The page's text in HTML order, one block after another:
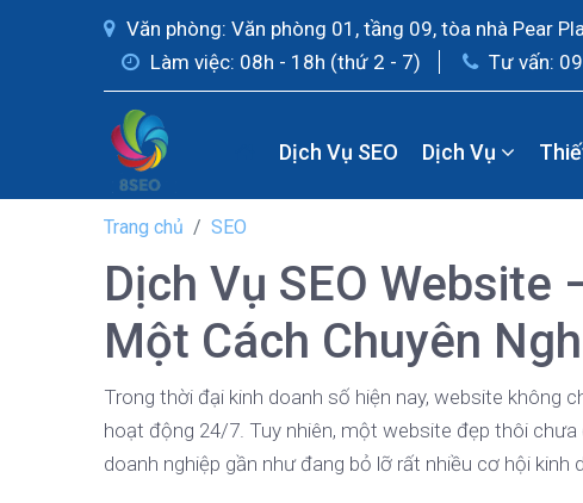
Văn phòng: Văn phòng 01, tầng 09, tòa nhà Pear
Làm việc: 08h - 18h (thứ 2 - 7)
Tư vấn:
Dịch Vụ SEO Dịch Vụ
Trang chủ SEO
Dịch Vụ SEO Website
Một Cách Chuyên
Trong thời đại kinh doanh số hiện nay, website không
hoạt động 24/7. Tuy nhiên, một website đẹp thôi
doanh nghiệp gần như đang bỏ lỡ rất nhiều cơ hội kinh